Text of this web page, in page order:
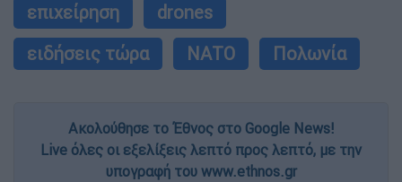
επιχείρηση
drones
ειδήσεις τώρα
ΝΑΤΟ Πολωνία
Ακολούθησε το Έθνος στο Google News!
Live όλες οι εξελίξεις λεπτό προς λεπτό, με την
υπογραφή του www.ethnos.gr